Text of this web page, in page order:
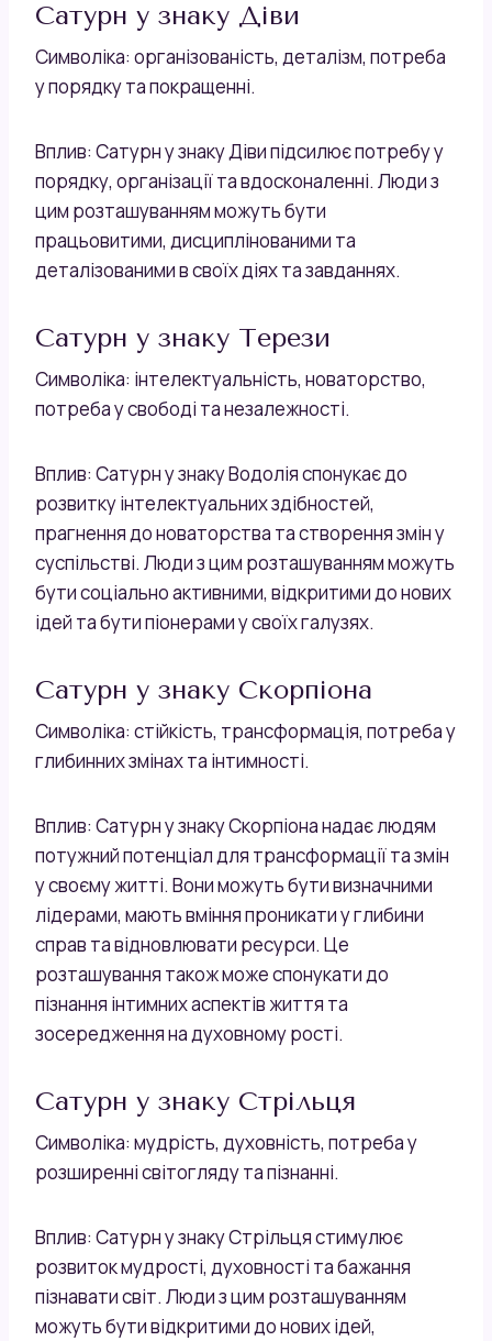
Сатурн у знаку Діви
Символіка: організованість, деталізм, потреба
у порядку та покращенні.
Вплив: Сатурн у знаку Діви підсилює потребу у
порядку, організації та вдосконаленні. Люди з
цим розташуванням можуть бути
працьовитими, дисциплінованими та
деталізованими в своїх діях та завданнях.
Сатурн у знаку Терези
Символіка: інтелектуальність, новаторство,
потреба у свободі та незалежності.
Вплив: Сатурн у знаку Водолія спонукає до
розвитку інтелектуальних здібностей,
прагнення до новаторства та створення змін у
суспільстві. Люди з цим розташуванням можуть
бути соціально активними, відкритими до нових
ідей та бути піонерами у своїх галузях.
Сатурн у знаку Скорпіона
Символіка: стійкість, трансформація, потреба у
глибинних змінах та інтимності.
Вплив: Сатурн у знаку Скорпіона надає людям
потужний потенціал для трансформації та змін
у своєму житті. Вони можуть бути визначними
лідерами, мають вміння проникати у глибини
справ та відновлювати ресурси. Це
розташування також може спонукати до
пізнання інтимних аспектів життя та
зосередження на духовному рості.
Сатурн у знаку Стрільця
Символіка: мудрість, духовність, потреба у
розширенні світогляду та пізнанні.
Вплив: Сатурн у знаку Стрільця стимулює
розвиток мудрості, духовності та бажання
пізнавати світ. Люди з цим розташуванням
можуть бути відкритими до нових ідей,